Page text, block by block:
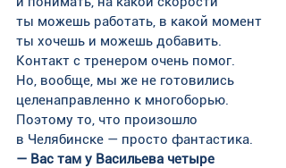
ты можешь работать, в какой момент
ты хочешь и можешь добавить.
Контакт с тренером очень помог.
Но, вообще, мы же не готовились
целенаправленно к многоборью.
Поэтому то, что произошло
в Челябинске — просто фантастика.
— Вас там у Васильева четыре